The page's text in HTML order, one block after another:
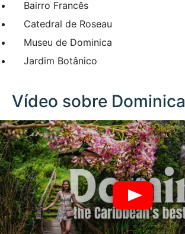
Bairro Francês
Catedral de Roseau
Museu de Dominica
Jardim Botânico
Vídeo sobre Dominica